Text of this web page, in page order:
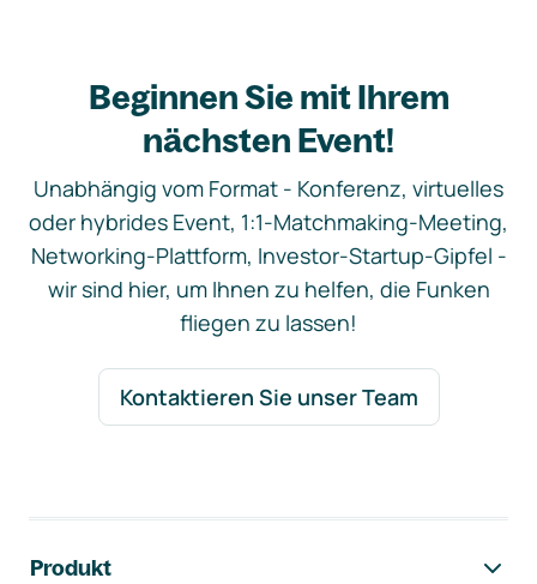
Beginnen Sie mit Ihrem
nächsten Event!
Unabhängig vom Format - Konferenz, virtuelles
oder hybrides Event, 1:1-Matchmaking-Meeting,
Networking-Plattform, Investor-Startup-Gipfel -
wir sind hier, um Ihnen zu helfen, die Funken
fliegen zu lassen!
Kontaktieren Sie unser Team
Produkt